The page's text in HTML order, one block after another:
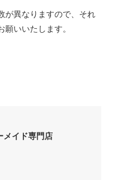
が異なりますので、それ
いいたします。
イド専門店